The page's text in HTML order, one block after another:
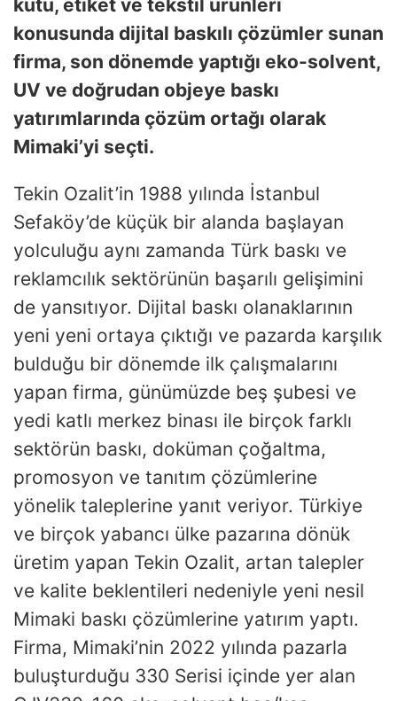
kutu, etiket ve tekstil ürünleri
konusunda dijital baskılı çözümler sunan
firma, son dönemde yaptığı eko-solvent,
UV ve doğrudan objeye baskı
yatırımlarında çözüm ortağı olarak
Mimaki’yi seçti.
Tekin Ozalit’in 1988 yılında İstanbul
Sefaköy’de küçük bir alanda başlayan
yolculuğu aynı zamanda Türk baskı ve
reklamcılık sektörünün başarılı gelişimini
de yansıtıyor. Dijital baskı olanaklarının
yeni yeni ortaya çıktığı ve pazarda karşılık
bulduğu bir dönemde ilk çalışmalarını
yapan firma, günümüzde beş şubesi ve
yedi katlı merkez binası ile birçok farklı
sektörün baskı, doküman çoğaltma,
promosyon ve tanıtım çözümlerine
yönelik taleplerine yanıt veriyor. Türkiye
ve birçok yabancı ülke pazarına dönük
üretim yapan Tekin Ozalit, artan talepler
ve kalite beklentileri nedeniyle yeni nesil
Mimaki baskı çözümlerine yatırım yaptı.
Firma, Mimaki’nin 2022 yılında pazarla
buluşturduğu 330 Serisi içinde yer alan